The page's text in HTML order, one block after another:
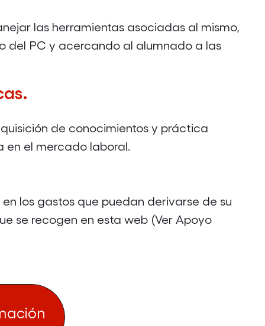
las herramientas asociadas al mismo,
del PC y acercando al alumnado a las
de conocimientos y práctica
el mercado laboral.
los gastos que puedan derivarse de su
se recogen en esta web (Ver Apoyo